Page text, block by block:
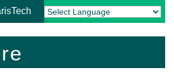
Powered by Translate